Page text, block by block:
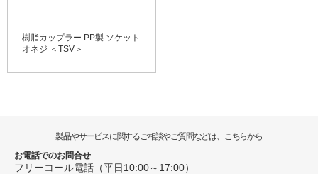
樹脂カップラー PP製 ソケット
オネジ ＜TSV＞
製品やサービスに関するご相談やご質問などは、こちらから
お電話でのお問合せ
フリーコール電話（平日10:00～17:00）